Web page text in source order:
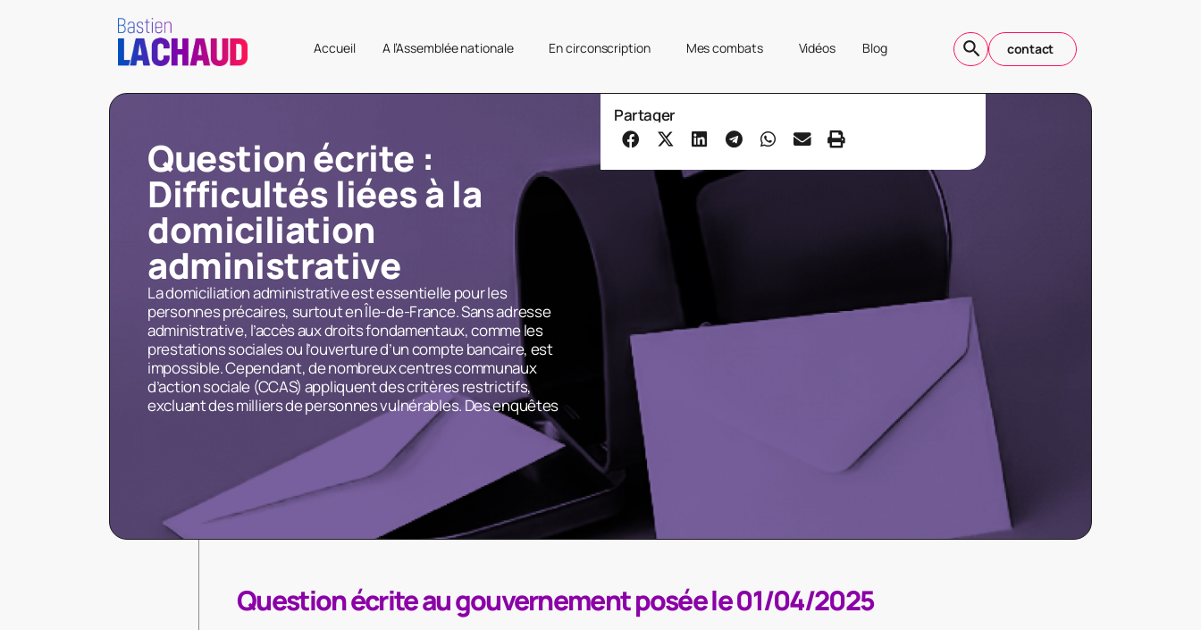
Accueil A l’Assemblée nationale En circonscription Mes combats Vidéos Blog contact
Question écrite :
Difficultés liées à la
domiciliation
administrative
La domiciliation administrative est essentielle pour les
personnes précaires, surtout en Île-de-France. Sans adresse
administrative, l’accès aux droits fondamentaux, comme les
prestations sociales ou l’ouverture d’un compte bancaire, est
impossible. Cependant, de nombreux centres communaux
d’action sociale (CCAS) appliquent des critères restrictifs,
excluant des milliers de personnes vulnérables. Des enquêtes
Partager
Question écrite au gouvernement posée le 01/04/2025